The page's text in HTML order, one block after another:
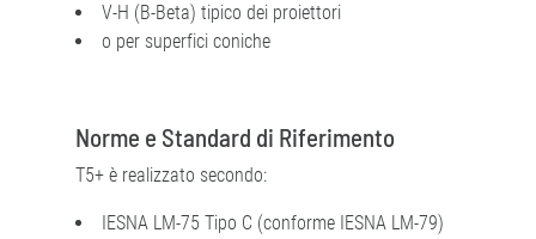
V-H (B-Beta) tipico dei proiettori
o per superfici coniche
Norme e Standard di Riferimento
T5+ è realizzato secondo:
IESNA LM-75 Tipo C (conforme IESNA LM-79)